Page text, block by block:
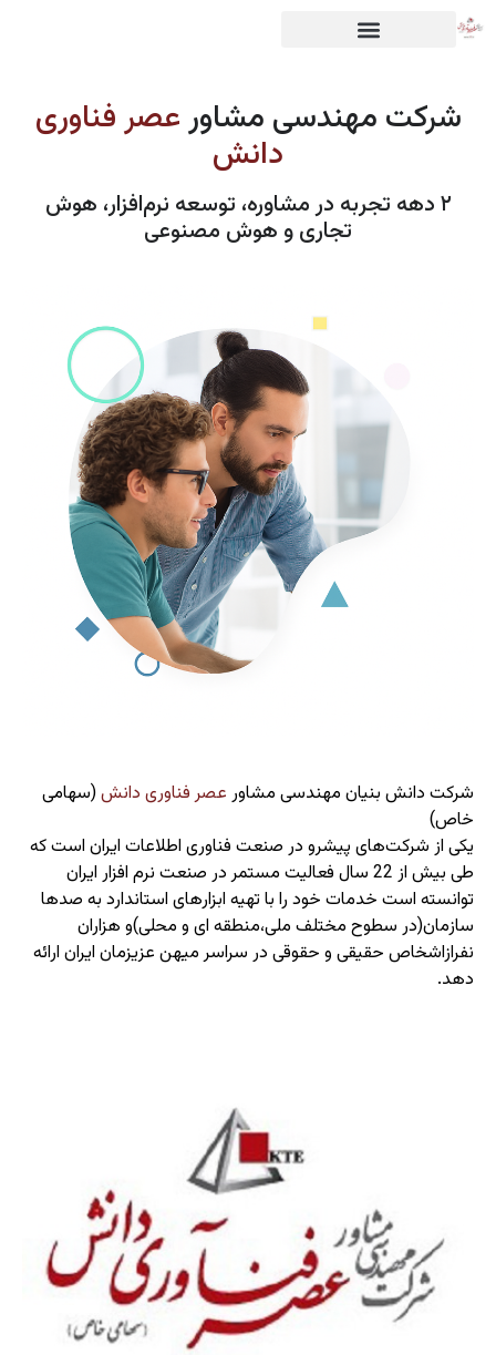
شرکت مهندسی مشاورعصر فناوری
دانش
۲ دهه تجربه در مشاوره، توسعه نرم‌افزار، هوش
تجاری و هوش مصنوعی
شرکت دانش بنیان مهندسی مشاور عصر فناوری دانش(سهامی
خاص)
یکی از شرکت‌های پیشرو در صنعت فناوری اطلاعات ایران است که
طی بیش از 22 سال فعالیت مستمر در صنعت نرم افزار ایران
توانسته است خدمات خود را با تهیه ابزارهای استاندارد به صدها
سازمان(در سطوح مختلف ملی،منطقه ای و محلی)و هزاران
نفرازاشخاص حقیقی و حقوقی در سراسر میهن عزیزمان ایران ارائه
دهد.